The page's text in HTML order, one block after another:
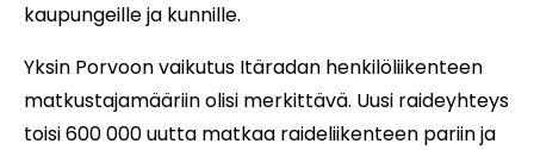
kaupungeille ja kunnille.
Yksin Porvoon vaikutus Itäradan henkilöliikenteen
matkustajamääriin olisi merkittävä. Uusi raideyhteys
toisi 600 000 uutta matkaa raideliikenteen pariin ja